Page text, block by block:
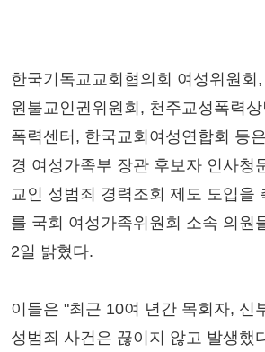
한국기독교교회협의회 여성위원회
원불교인권위원회, 천주교성폭력
폭력센터, 한국교회여성연합회 등
경 여성가족부 장관 후보자 인사청
교인 성범죄 경력조회 제도 도입을
를 국회 여성가족위원회 소속 의원
2일 밝혔다.
이들은 "최근 10여 년간 목회자, 신
성범죄 사건은 끊이지 않고 발생했